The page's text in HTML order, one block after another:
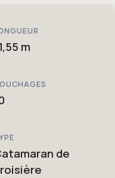
m
de